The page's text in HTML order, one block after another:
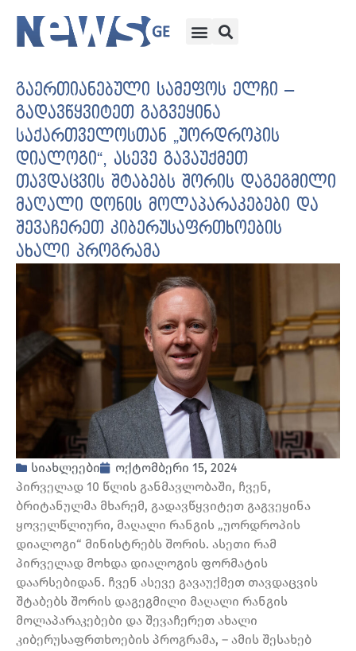
გაერთიანებული სამეფოს ელჩი –
გადავწყვიტეთ გაგვეყინა
საქართველოსთან „უორდროპის
დიალოგი“, ასევე გავაუქმეთ
თავდაცვის შტაბებს შორის დაგეგმილი
მაღალი დონის მოლაპარაკებები და
შევაჩერეთ კიბერუსაფრთხოების
ახალი პროგრამა
სიახლეები
ოქტომბერი 15, 2024
პირველად 10 წლის განმავლობაში, ჩვენ,
ბრიტანულმა მხარემ, გადავწყვიტეთ გაგვეყინა
ყოველწლიური, მაღალი რანგის „უორდროპის
დიალოგი“ მინისტრებს შორის. ასეთი რამ
პირველად მოხდა დიალოგის ფორმატის
დაარსებიდან. ჩვენ ასევე გავაუქმეთ თავდაცვის
შტაბებს შორის დაგეგმილი მაღალი რანგის
მოლაპარაკებები და შევაჩერეთ ახალი
კიბერუსაფრთხოების პროგრამა, – ამის შესახებ